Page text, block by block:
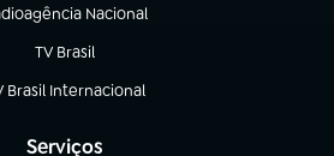
Nacional
em nova aba)
TV Brasil
(abre em nova aba)
Brasil Internacional
em nova aba)
Serviços